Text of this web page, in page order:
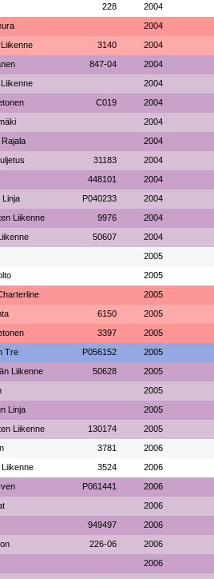
228 2004
2004
3140 2004
847-04 2004
2004
C019 2004
2004
Rajala 2004
31183 2004
448101 2004
Linja P040233 2004
Liikenne 9976 2004
50607 2004
2005
2005
2005
6150 2005
3397 2005
Tre P056152 2005
Liikenne 50628 2005
2005
Linja 2005
Liikenne 130174 2005
3781 2006
3524 2006
P061441 2006
2006
949497 2006
226-06 2006
2006